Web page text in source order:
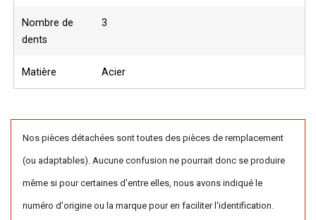
Nombre de
dents
3
Matière Acier
Nos pièces détachées sont toutes des pièces de remplacement
(ou adaptables). Aucune confusion ne pourrait donc se produire
même si pour certaines d'entre elles, nous avons indiqué le
numéro d'origine ou la marque pour en faciliter l'identification.